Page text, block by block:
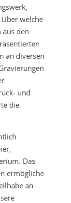
welche
aus den
an diversen
und
die
Das
ermögliche
an